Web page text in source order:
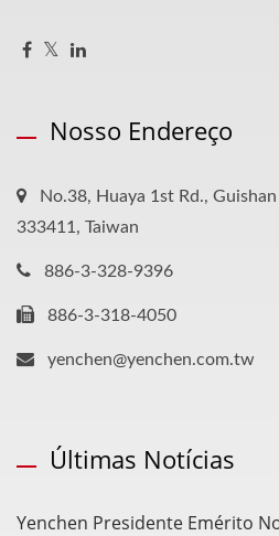
Nosso Endereço
No.38, Huaya 1st Rd.,
333411, Taiwan
886-3-328-9396
886-3-318-4050
yenchen@yenchen.com.tw
Últimas Notícias
Yenchen Presidente Emérito